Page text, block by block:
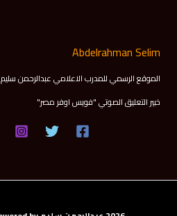
Abdelrahman Selim
الموقع الرسمي للمدرب الاعلامي عبدالرحمن سليم
خبير التعليق الصوتي "فويس اوفر مصر"